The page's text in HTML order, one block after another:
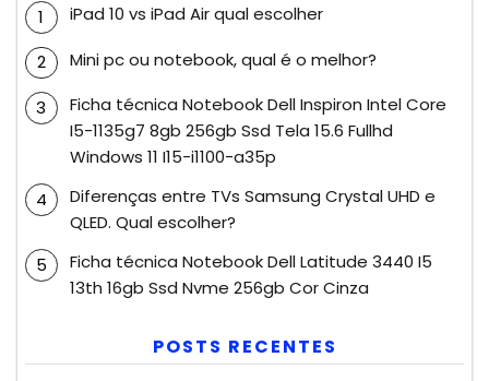
iPad 10 vs iPad Air qual escolher
Mini pc ou notebook, qual é o melhor?
Ficha técnica Notebook Dell Inspiron Intel Core
I5-1135g7 8gb 256gb Ssd Tela 15.6 Fullhd
Windows 11 I15-i1100-a35p
Diferenças entre TVs Samsung Crystal UHD e
QLED. Qual escolher?
Ficha técnica Notebook Dell Latitude 3440 I5
13th 16gb Ssd Nvme 256gb Cor Cinza
POSTS RECENTES